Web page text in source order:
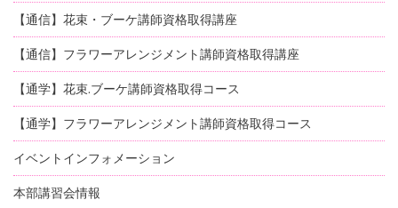
【通信】花束・ブーケ講師資格取得講座
【通信】フラワーアレンジメント講師資格取得講座
【通学】花束.ブーケ講師資格取得コース
【通学】フラワーアレンジメント講師資格取得コース
イベントインフォメーション
本部講習会情報